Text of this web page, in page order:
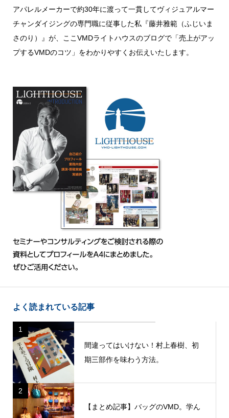
アパレルメーカーで約30年に渡って一貫してヴィジュアルマー
チャンダイジングの専門職に従事した私『藤井雅範（ふじいま
さのり）』が、ここVMDライトハウスのブログで「売上がアッ
プするVMDのコツ」をわかりやすくお伝えいたします。
よく読まれている記事
1
間違ってはいけない！村上春樹、初
期三部作を味わう方法。
2
【まとめ記事】バッグのVMD。学ん